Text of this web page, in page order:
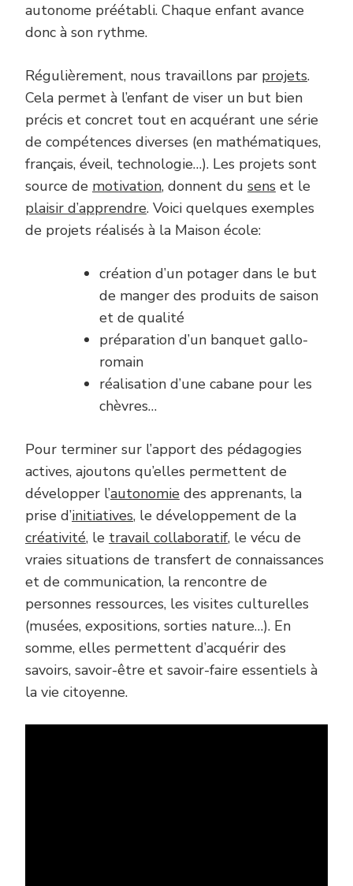
autonome préétabli. Chaque enfant avance
donc à son rythme.
Régulièrement, nous travaillons par projets.
Cela permet à l’enfant de viser un but bien
précis et concret tout en acquérant une série
de compétences diverses (en mathématiques,
français, éveil, technologie…). Les projets sont
source de motivation, donnent du sens et le
plaisir d’apprendre. Voici quelques exemples
de projets réalisés à la Maison école:
création d’un potager dans le but
de manger des produits de saison
et de qualité
préparation d’un banquet gallo-
romain
réalisation d’une cabane pour les
chèvres…
Pour terminer sur l’apport des pédagogies
actives, ajoutons qu’elles permettent de
développer l’autonomie des apprenants, la
prise d’initiatives, le développement de la
créativité, le travail collaboratif, le vécu de
vraies situations de transfert de connaissances
et de communication, la rencontre de
personnes ressources, les visites culturelles
(musées, expositions, sorties nature…). En
somme, elles permettent d’acquérir des
savoirs, savoir-être et savoir-faire essentiels à
la vie citoyenne.